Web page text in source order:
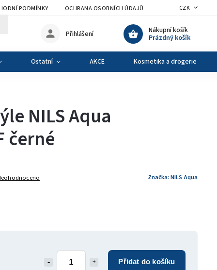
PODMÍNKY OCHRANA OSOBNÍCH ÚDAJŮ VÝMĚNA A VRÁCENÍ
CZK
Nákupní košík
Prázdný košík
Přihlášení
Ostatní AKCE Kosmetika a drogerie
Přidat do košíku
NILS Aqua
černé
Značka: NILS Aqua